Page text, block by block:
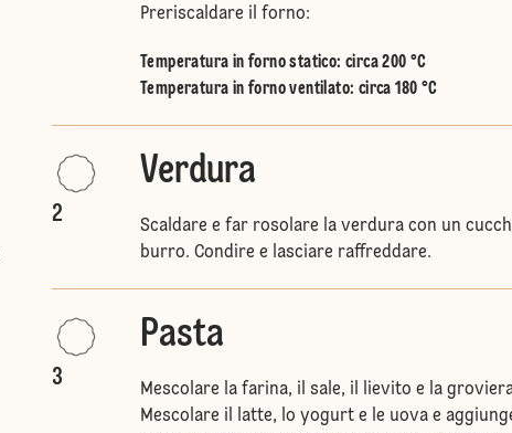
Preriscaldare il forno:
Temperatura in forno statico: circa 200 °C
Temperatura in forno ventilato: circa 180 °C
2
Verdura
Scaldare e far rosolare la verdura con un
burro. Condire e lasciare raffreddare.
3
Pasta
Mescolare la farina, il sale, il lievito e la
Mescolare il latte, lo yogurt e le uova e